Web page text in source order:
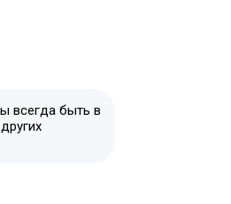
всегда быть в